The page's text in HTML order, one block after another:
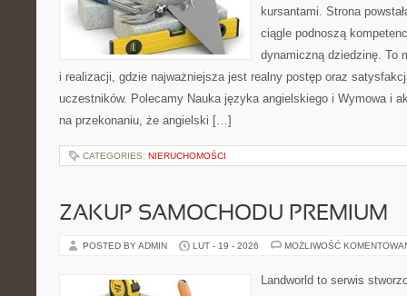
kursantami. Strona
ciągle podnoszą
dynamiczną dziedzinę. To
i realizacji, gdzie najważniejsza jest realny postęp oraz
uczestników. Polecamy Nauka języka angielskiego i Wymowa i
na przekonaniu, że angielski […]
CATEGORIES: NIERUCHOMOŚCI
ZAKUP SAMOCHODU PREMIUM
POSTED BY ADMIN LUT - 19 - 2026 MOŻLIWOŚĆ
Landworld to serwis